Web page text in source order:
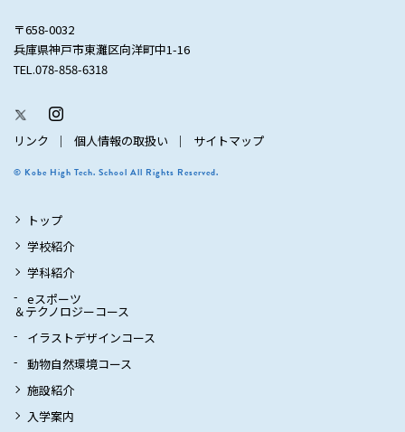
〒658-0032
兵庫県神戸市東灘区向洋町中1-16
TEL.078-858-6318
リンク 個人情報の取扱い サイトマップ
© Kobe High Tech. School All Rights Reserved.
トップ
学校紹介
学科紹介
eスポーツ
＆テクノロジーコース
イラストデザインコース
動物自然環境コース
施設紹介
入学案内